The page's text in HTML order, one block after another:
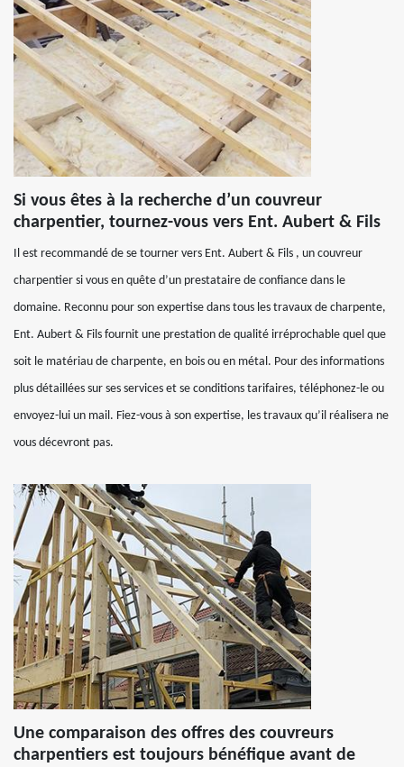
Si vous êtes à la recherche d’un couvreur
charpentier, tournez-vous vers Ent. Aubert & Fils
Il est recommandé de se tourner vers Ent. Aubert & Fils , un couvreur
charpentier si vous en quête d’un prestataire de confiance dans le
domaine. Reconnu pour son expertise dans tous les travaux de charpente,
Ent. Aubert & Fils fournit une prestation de qualité irréprochable quel que
soit le matériau de charpente, en bois ou en métal. Pour des informations
plus détaillées sur ses services et se conditions tarifaires, téléphonez-le ou
envoyez-lui un mail. Fiez-vous à son expertise, les travaux qu’il réalisera ne
vous décevront pas.
Une comparaison des offres des couvreurs
charpentiers est toujours bénéfique avant de